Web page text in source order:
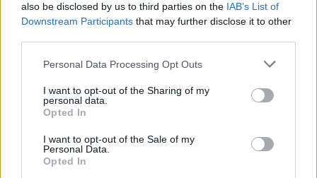
also be disclosed by us to third parties on the IAB’s List of
Downstream Participants that may further disclose it to other
Please note that this website/app uses one or more Google
not limited to your visit or usage behaviour. You may click to
grant or deny consent to Google and its third-party tags to
use your data for below specified purposes in below Google
consent section.
Personal Data Processing Opt Outs
I want to opt-out of the Sharing of my
personal data.
Opted In
I want to opt-out of the Sale of my
Personal Data.
Opted In
τοποθετηθεί στη Βουλή επί της σχετικής
τροπολογίας και να απαντήσει, χωρίς μισόλογα και
υπεκφυγές, σε ένα και μοναδικό ερώτημα: